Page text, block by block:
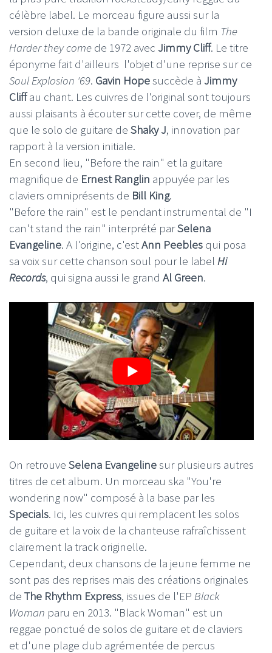
célèbre label. Le morceau figure aussi sur la
version deluxe de la bande originale du film The
Harder they come de 1972 avec Jimmy Cliff. Le titre
éponyme fait d'ailleurs l'objet d'une reprise sur ce
Soul Explosion '69. Gavin Hopesuccède à Jimmy
Cliffau chant. Les cuivres de l'original sont toujours
aussi plaisants à écouter sur cette cover, de même
que le solo de guitare de Shaky J, innovation par
rapport à la version initiale.
En second lieu, "Before the rain" et la guitare
magnifique de Ernest Ranglin appuyée par les
claviers omniprésents de Bill King.
"Before the rain" est le pendant instrumental de "I
can't stand the rain" interprété parSelena
Evangeline. A l'origine, c'estAnn Peebles qui posa
sa voix sur cette chanson soul pour le label Hi
Records, qui signa aussi le grand Al Green.
On retrouve Selena Evangelinesur plusieurs autres
titres de cet album. Un morceau ska "You're
wondering now" composé à la base par les
Specials. Ici, les cuivres qui remplacent les solos
de guitare et la voix de la chanteuse rafraîchissent
clairement la track originelle.
Cependant, deux chansons de la jeune femme ne
sont pas des reprises mais des créations originales
de The Rhythm Express, issues de l'EP Black
Woman paru en 2013. "Black Woman" est un
reggae ponctué de solos de guitare et de claviers
et d'une plage dub agrémentée de percus